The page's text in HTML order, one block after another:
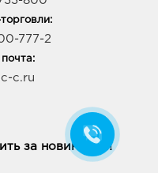
777-2
c.ru
за новинками!